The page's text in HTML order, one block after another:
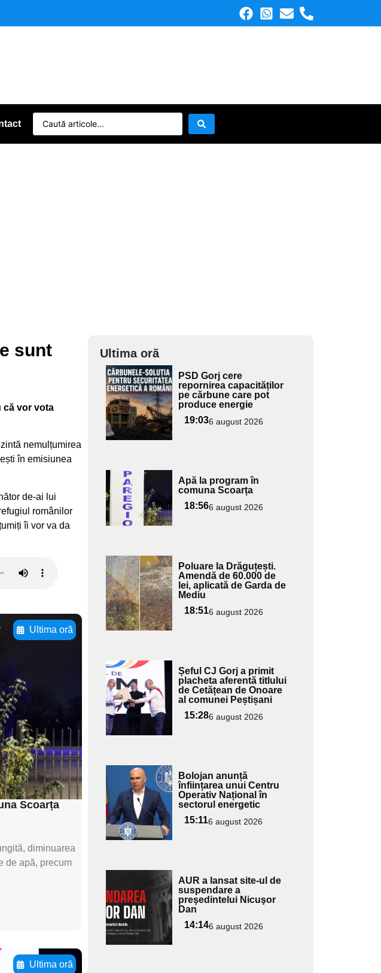
sunt
că vor vota
nemulțumirea
în emisiunea
de-ai lui
românilor
îi vor va da
Ultima oră
aici
aici
aici
Scoarța
diminuarea
de apă, precum
Ultima oră
Ultima oră
Adaugă
aici textul
pentru
subtitlu
PSD Gorj cere
repornirea capacităților
pe cărbune care pot
produce energie
19:036 august 2026
Adaugă
aici textul
pentru
subtitlu
Apă la program în
comuna Scoarța
18:566 august 2026
Adaugă
aici textul
pentru
subtitlu
Poluare la Drăguțești.
Amendă de 60.000 de
lei, aplicată de Garda de
Mediu
18:516 august 2026
Adaugă
aici textul
pentru
subtitlu
Șeful CJ Gorj a primit
placheta aferentă titlului
de Cetățean de Onoare
al comunei Peștișani
15:286 august 2026
Adaugă
aici textul
pentru
subtitlu
Bolojan anunță
înființarea unui Centru
Operativ Național în
sectorul energetic
15:116 august 2026
aici textul
pentru
subtitlu
AUR a lansat site-ul de
suspendare a
preşedintelui Nicuşor
Dan
14:146 august 2026